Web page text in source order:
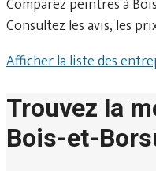
Consultez les avis, les
Afficher la liste des
Trouvez la
Bois-et-